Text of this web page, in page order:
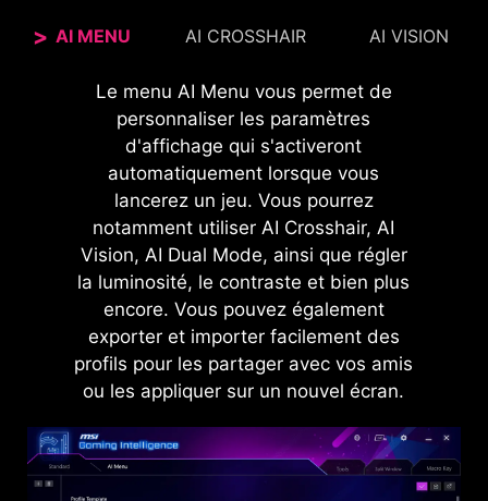
AI MENU AI CROSSHAIR AI VISION
Le menu AI Menu vous permet de
personnaliser les paramètres
d'affichage qui s'activeront
automatiquement lorsque vous
lancerez un jeu. Vous pourrez
notamment utiliser AI Crosshair, AI
Vision, AI Dual Mode, ainsi que régler
la luminosité, le contraste et bien plus
encore. Vous pouvez également
exporter et importer facilement des
profils pour les partager avec vos amis
ou les appliquer sur un nouvel écran.
Avec AI Crosshair, la mire change
automatiquement de couleur pendant votre jeu,
ce qui la rend visible à tout moment. Si la couleur
de la mire se confond avec la couleur de
l'arrière-plan, cela peut en effet poser des
problèmes pour viser.
La nouvelle technologie AI Vision peut non
seulement révéler des détails dans les zones les
plus sombres, mais elle améliore également la
luminosité générale et les couleurs saturées,
pour une expérience plus agréable.
AI VISION OFF